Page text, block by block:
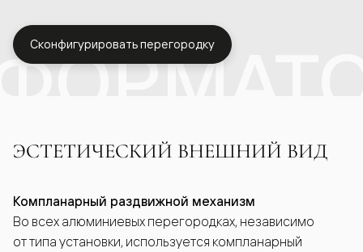
Сконфигурировать перегородку
ЭСТЕТИЧЕСКИЙ ВНЕШНИЙ ВИД
Компланарный раздвижной механизм
Во всех алюминиевых перегородках, независимо
от типа установки, используется компланарный